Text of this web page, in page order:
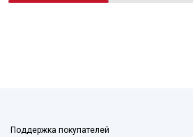
Поддержка покупателей